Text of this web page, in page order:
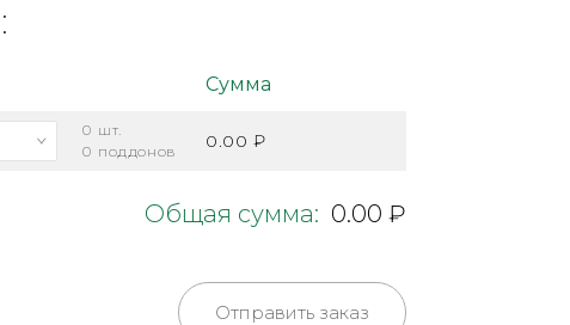
Сумма
0 шт.
0 поддонов 0.00 ₽
Общая сумма: 0.00 ₽
Отправить заказ